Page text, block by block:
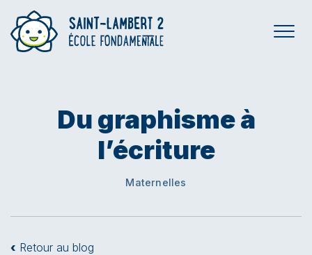
Du graphisme à
l’écriture
Maternelles
‹ Retour au blog